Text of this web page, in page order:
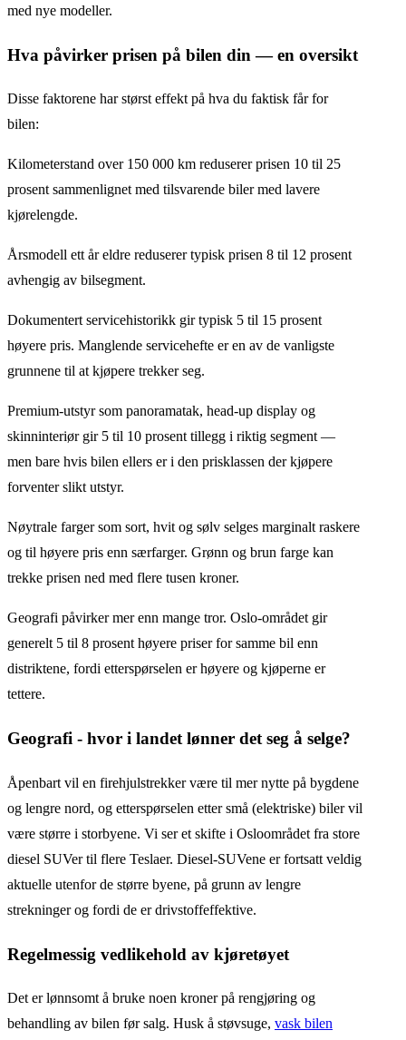
med nye modeller.
Hva påvirker prisen på bilen din — en oversikt
Disse faktorene har størst effekt på hva du faktisk får for
bilen:
Kilometerstand over 150 000 km reduserer prisen 10 til 25
prosent sammenlignet med tilsvarende biler med lavere
kjørelengde.
Årsmodell ett år eldre reduserer typisk prisen 8 til 12 prosent
avhengig av bilsegment.
Dokumentert servicehistorikk gir typisk 5 til 15 prosent
høyere pris. Manglende servicehefte er en av de vanligste
grunnene til at kjøpere trekker seg.
Premium-utstyr som panoramatak, head-up display og
skinninteriør gir 5 til 10 prosent tillegg i riktig segment —
men bare hvis bilen ellers er i den prisklassen der kjøpere
forventer slikt utstyr.
Nøytrale farger som sort, hvit og sølv selges marginalt raskere
og til høyere pris enn særfarger. Grønn og brun farge kan
trekke prisen ned med flere tusen kroner.
Geografi påvirker mer enn mange tror. Oslo-området gir
generelt 5 til 8 prosent høyere priser for samme bil enn
distriktene, fordi etterspørselen er høyere og kjøperne er
tettere.
Geografi - hvor i landet lønner det seg å selge?
Åpenbart vil en firehjulstrekker være til mer nytte på bygdene
og lengre nord, og etterspørselen etter små (elektriske) biler vil
være større i storbyene. Vi ser et skifte i Osloområdet fra store
diesel SUVer til flere Teslaer. Diesel-SUVene er fortsatt veldig
aktuelle utenfor de større byene, på grunn av lengre
strekninger og fordi de er drivstoffeffektive.
Regelmessig vedlikehold av kjøretøyet
Det er lønnsomt å bruke noen kroner på rengjøring og
behandling av bilen før salg. Husk å støvsuge, vask bilen